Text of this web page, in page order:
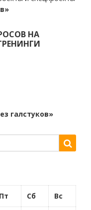
НА
галстуков»
Пт Сб Вс